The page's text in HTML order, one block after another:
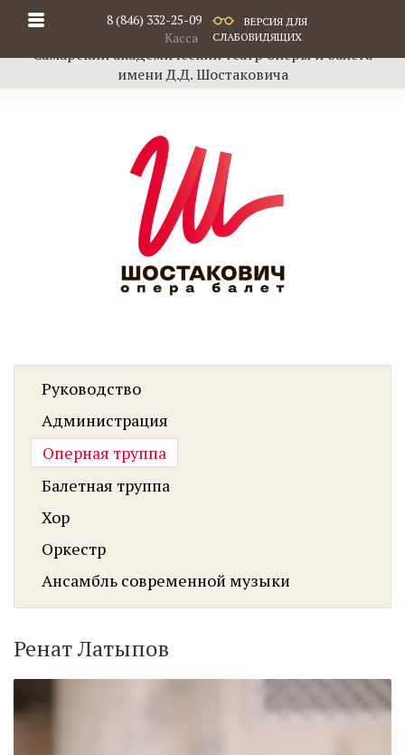
8 (846) 332-25-09
Касса
ВЕРСИЯ ДЛЯ
СЛАБОВИДЯЩИХ
Самарский академический театр оперы и балета
имени Д.Д. Шостаковича
Руководство
Администрация
Оперная труппа
Балетная труппа
Хор
Оркестр
Ансамбль современной музыки
Ренат Латыпов